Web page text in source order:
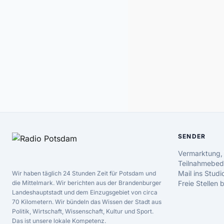
Wir haben täglich 24 Stunden Zeit für Potsdam und
die Mittelmark. Wir berichten aus der Brandenburger
Landeshauptstadt und dem Einzugsgebiet von circa
70 Kilometern. Wir bündeln das Wissen der Stadt aus
Politik, Wirtschaft, Wissenschaft, Kultur und Sport.
Das ist unsere lokale Kompetenz.
SENDER
Mail ins
Freie Stellen